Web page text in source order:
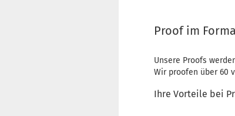
Proof im
Unsere Proofs
Wir proofen über 60
Ihre Vorteile bei